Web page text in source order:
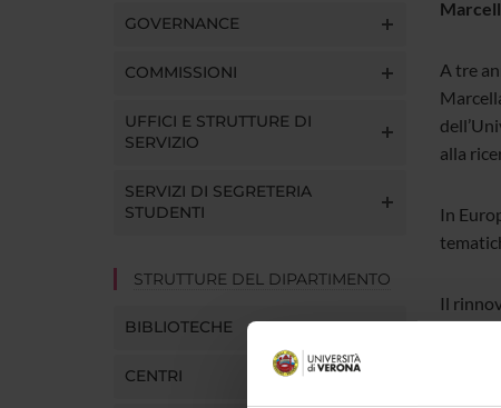
GOVERNANCE
COMMISSIONI
UFFICI E STRUTTURE DI
SERVIZIO
SERVIZI DI SEGRETERIA
STUDENTI
STRUTTURE DEL DIPARTIMENTO
BIBLIOTECHE
CENTRI
A tre
alla
In
Il